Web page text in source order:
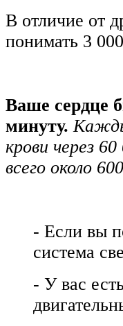
В отличие от
понимать 3
Ваше сердце
минуту.
крови через
всего около
- Если вы
система
- У вас